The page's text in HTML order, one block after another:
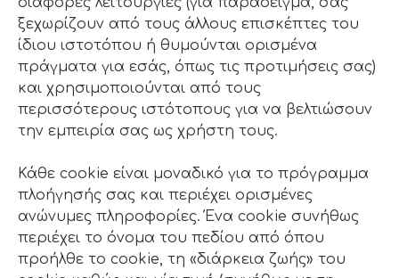
ξεχωρίζουν από τους άλλους επισκέπτες του
ίδιου ιστοτόπου ή θυμούνται ορισμένα
πράγματα για εσάς, όπως τις προτιμήσεις σας)
και χρησιμοποιούνται από τους
περισσότερους ιστότοπους για να βελτιώσουν
την εμπειρία σας ως χρήστη τους.
Κάθε cookie είναι μοναδικό για το πρόγραμμα
πλοήγησής σας και περιέχει ορισμένες
ανώνυμες πληροφορίες. Ένα cookie συνήθως
περιέχει το όνομα του πεδίου από όπου
προήλθε το cookie, τη «διάρκεια ζωής» του